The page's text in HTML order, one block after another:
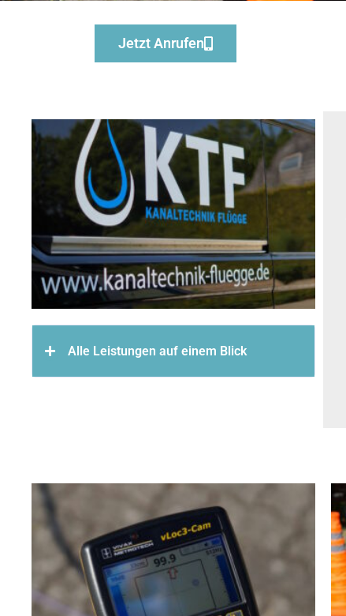
Jetzt Anrufen
Alle Leistungen auf einem Blick